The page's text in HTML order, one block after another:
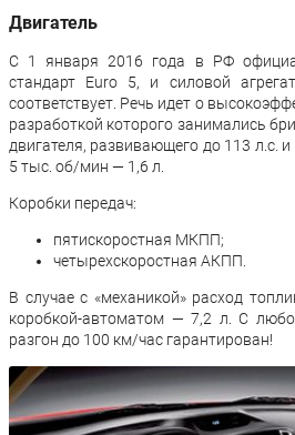
Двигатель
С 1 января 2016 года в РФ
стандарт Euro 5, и силовой
соответствует. Речь идет о
разработкой которого занимались
двигателя, развивающего до 113 л.с.
5 тыс. об/мин — 1,6 л.
Коробки передач:
пятискоростная МКПП;
четырехскоростная АКПП.
В случае с «механикой» расход
коробкой-автоматом — 7,2 л. С
разгон до 100 км/час гарантирован!